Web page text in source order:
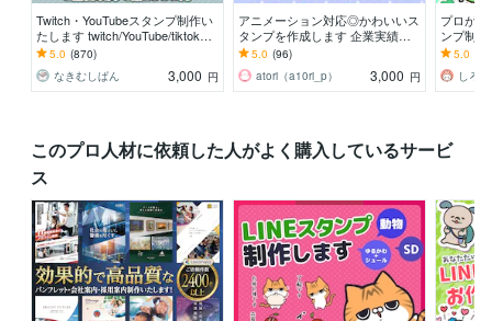
Twitch・YouTubeスタンプ制作い
たします twitch/YouTube/tiktok配
信用スタンプ制作
5.0 (870)
なきむしぱん
3,000 円
アニメーション対応◎かわいいス
タンプを作成します 企業実績多
数有！YouTube・Twitch・TikTok
☆
5.0 (96)
atori（a10ri_p）
3,000 円
プロが
ンプ制
e、
☆
5.0
しろ
このプロ人材に依頼した人がよく購入しているサービ
ス